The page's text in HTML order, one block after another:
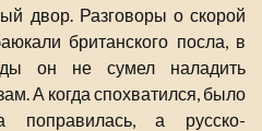
двор. Разговоры о скорой
британского посла, в
он не сумел наладить
А когда спохватился, было
поправилась, а русско-